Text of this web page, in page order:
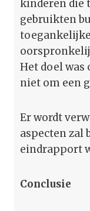
kinderen die
gebruikten
Het doel was
niet om een
Er wordt
aspecten zal
eindrapport
Conclusie